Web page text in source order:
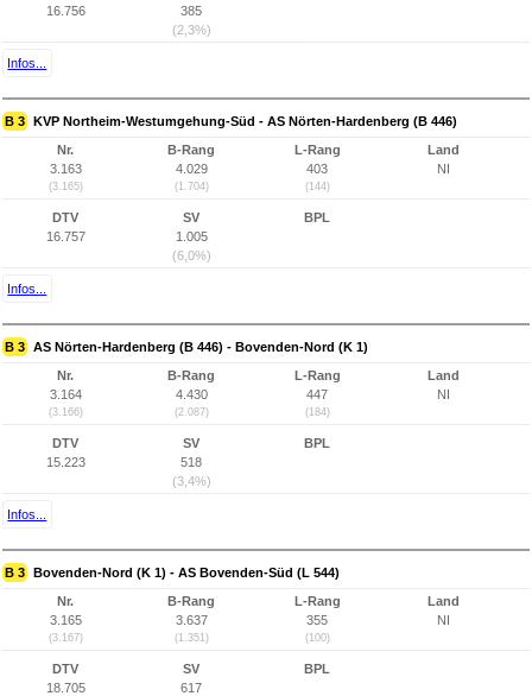
16.756
385
(2,3%)
Infos...
B 3 KVP Northeim-Westumgehung-Süd - AS Nörten-Hardenberg (B 446)
Nr.
3.163
(3.165)
B-Rang
4.029
(1.704)
L-Rang
403
(144)
Land
NI
DTV
16.757
SV
1.005
(6,0%)
BPL
Infos...
B 3 AS Nörten-Hardenberg (B 446) - Bovenden-Nord (K 1)
Nr.
3.164
(3.166)
B-Rang
4.430
(2.087)
L-Rang
447
(184)
Land
NI
DTV
15.223
SV
518
(3,4%)
BPL
Infos...
B 3 Bovenden-Nord (K 1) - AS Bovenden-Süd (L 544)
Nr.
3.165
(3.167)
B-Rang
3.637
(1.351)
L-Rang
355
(100)
Land
NI
DTV
18.705
SV
617
BPL